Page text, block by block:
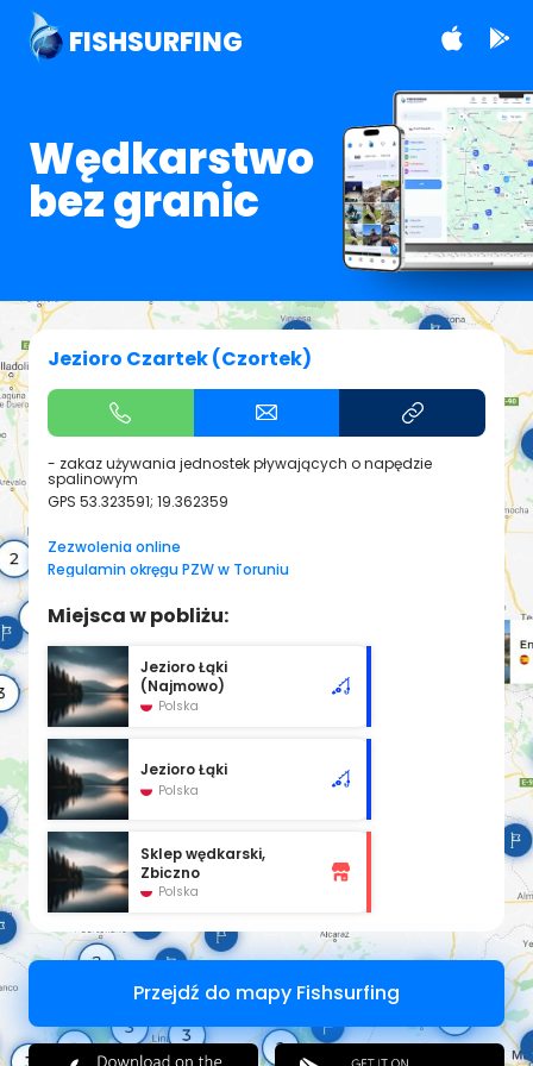
FISHSURFING
Wędkarstwo
bez granic
Jezioro Czartek (Czortek)
- zakaz używania jednostek pływających o napędzie
spalinowym
GPS 53.323591; 19.362359
Zezwolenia online
Regulamin okręgu PZW w Toruniu
Miejsca w pobliżu:
Jezioro Łąki
(Najmowo)
Polska
Jezioro Łąki
Polska
Sklep wędkarski,
Zbiczno
Polska
Przejdź do mapy Fishsurfing